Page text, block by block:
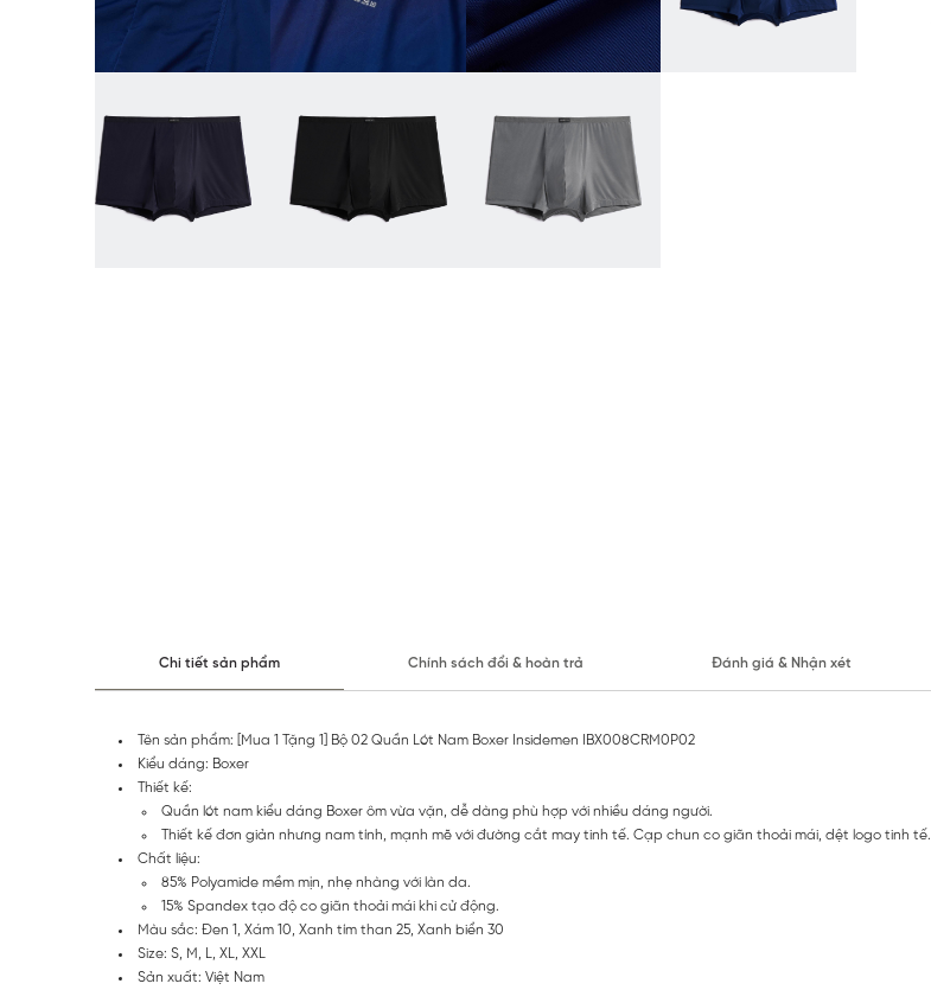
Chi tiết sản phẩm Chính sách đổi & hoàn trả Đánh giá & Nhận xét
Tên sản phẩm: [Mua 1 Tặng 1] Bộ 02 Quần Lót Nam Boxer Insidemen IBX008CRM0P02
Kiểu dáng: Boxer
Thiết kế:
Quần lót nam kiểu dáng Boxer ôm vừa vặn, dễ dàng phù hợp với nhiều dáng người.
Thiết kế đơn giản nhưng nam tính, mạnh mẽ với đường cắt may tinh tế. Cạp chun co giãn thoải mái, dệt logo tinh tế.
Chất liệu:
85% Polyamide mềm mịn, nhẹ nhàng với làn da.
15% Spandex tạo độ co giãn thoải mái khi cử động.
Màu sắc: Đen 1, Xám 10, Xanh tím than 25, Xanh biển 30
Size: S, M, L, XL, XXL
Sản xuất: Việt Nam